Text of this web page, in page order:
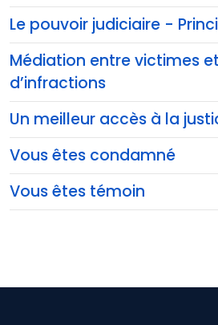
Le pouvoir judiciaire -
Médiation entre victimes
d’infractions
Un meilleur accès à la
Vous êtes condamné
Vous êtes témoin